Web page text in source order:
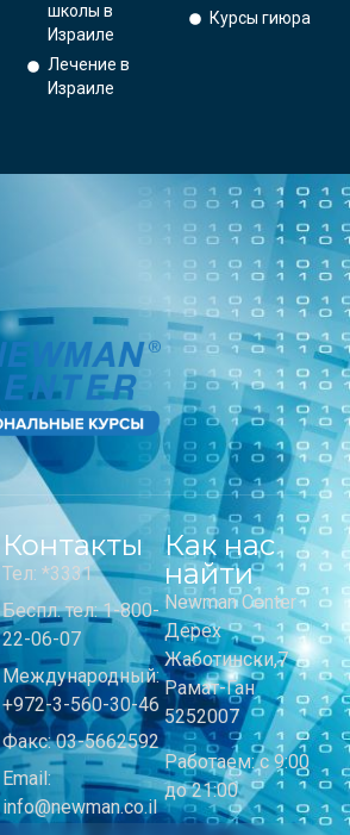
школы в
Израиле
Лечение в
Израиле
Курсы гиюра
Контакты
Тел: *3331
Беспл. тел: 1-800-
22-06-07
Международный:
+972-3-560-30-46
Факс: 03-5662592
Email:
info@newman.co.il
Как нас
найти
Newman Center
Дерех
Жаботински,7
Рамат-Ган
5252007
Работаем: с 9:00
до 21:00